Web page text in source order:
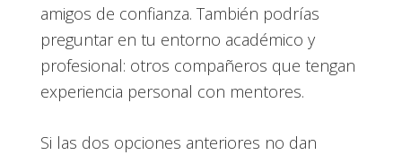
amigos de confianza. También podrías
preguntar en tu entorno académico y
profesional: otros compañeros que tengan
experiencia personal con mentores.
Si las dos opciones anteriores no dan